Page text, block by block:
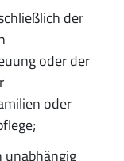
der
oder der
oder
unabhängig